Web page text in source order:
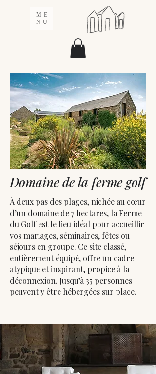
ME
NU
Domaine de la ferme golf
À deux pas des plages, nichée au cœur
d’un domaine de 7 hectares, la Ferme
du Golf est le lieu idéal pour accueillir
vos mariages, séminaires, fêtes ou
séjours en groupe. Ce site classé,
entièrement équipé, offre un cadre
atypique et inspirant, propice à la
déconnexion. Jusqu’à 35 personnes
peuvent y être hébergées sur place.